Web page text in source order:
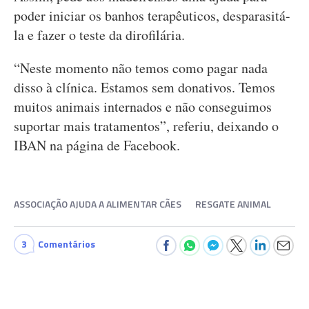
poder iniciar os banhos terapêuticos, desparasitá-
la e fazer o teste da dirofilária.
“Neste momento não temos como pagar nada
disso à clínica. Estamos sem donativos. Temos
muitos animais internados e não conseguimos
suportar mais tratamentos”, referiu, deixando o
IBAN na página de Facebook.
ASSOCIAÇÃO AJUDA A ALIMENTAR CÃES RESGATE ANIMAL
3 Comentários